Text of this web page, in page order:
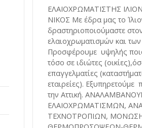
ΕΛΑΙΟΧΡΩΜΑΤΙΣΤΗΣ
ΝΙΚΟΣ Με έδρα μας το
δραστηριοποιούμαστε
ελαιοχρωματισμών και
Προσφέρουμε υψηλής
τόσο σε ιδιώτες
επαγγελματίες
εταιρείες). Εξυπηρετούμε
την Αττική.
ΕΛΑΙΟΧΡΩΜΑΤΙΣΜΩΝ,
ΤΕΧΝΟΤΡΟΠΙΩΝ,